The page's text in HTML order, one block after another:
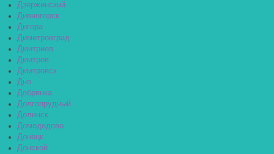
Дзержинский
Дивногорск
Дигора
Димитровград
Дмитриев
Дмитров
Дмитровск
Дно
Добрянка
Долгопрудный
Долинск
Домодедово
Донецк
Донской